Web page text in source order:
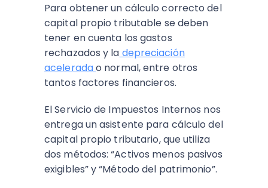
Para obtener un cálculo correcto del
capital propio tributable se deben
tener en cuenta los gastos
rechazados y la depreciación
aceleradao normal, entre otros
tantos factores financieros.
El Servicio de Impuestos Internos nos
entrega un asistente para cálculo del
capital propio tributario, que utiliza
dos métodos: “Activos menos pasivos
exigibles” y “Método del patrimonio”.